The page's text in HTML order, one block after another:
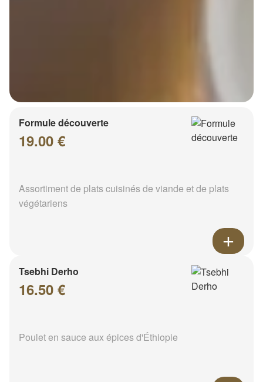
Formule découverte
19.00 €
Assortiment de plats cuisinés de viande et de plats
végétariens
Tsebhi Derho
16.50 €
Poulet en sauce aux épices d'Éthiopie